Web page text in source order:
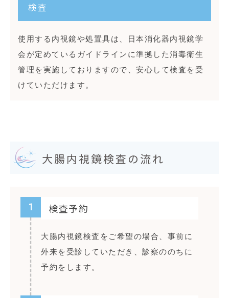
検査
使用する内視鏡や処置具は、日本消化器内視鏡学
会が定めているガイドラインに準拠した消毒衛生
管理を実施しておりますので、安心して検査を受
けていただけます。
大腸内視鏡検査の流れ
1 検査予約
大腸内視鏡検査をご希望の場合、事前に
外来を受診していただき、診察ののちに
予約をします。